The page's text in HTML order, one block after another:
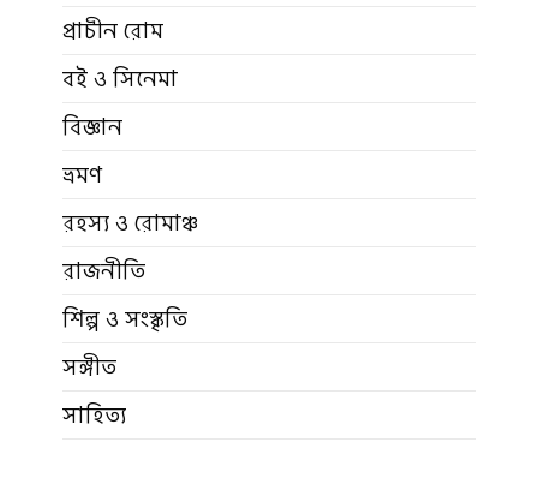
প্রাচীন রোম
বই ও সিনেমা
বিজ্ঞান
ভ্রমণ
রহস্য ও রোমাঞ্চ
রাজনীতি
শিল্প ও সংস্কৃতি
সঙ্গীত
সাহিত্য